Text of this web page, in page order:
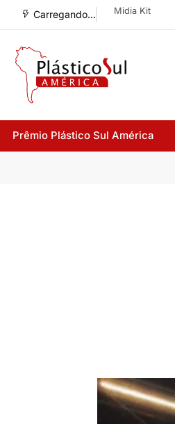
Carregando... Midia Kit
Prêmio Plástico Sul América